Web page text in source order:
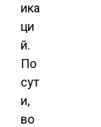
ика
ци
й.
По
сут
и,
во